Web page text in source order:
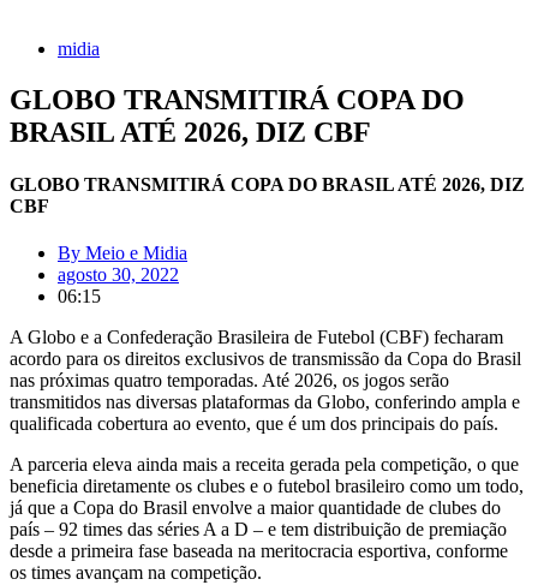
midia
GLOBO TRANSMITIRÁ COPA DO
BRASIL ATÉ 2026, DIZ CBF
GLOBO TRANSMITIRÁ COPA DO BRASIL ATÉ 2026, DIZ
CBF
By Meio e Midia
agosto 30, 2022
06:15
A Globo e a Confederação Brasileira de Futebol (CBF) fecharam
acordo para os direitos exclusivos de transmissão da Copa do Brasil
nas próximas quatro temporadas. Até 2026, os jogos serão
transmitidos nas diversas plataformas da Globo, conferindo ampla e
qualificada cobertura ao evento, que é um dos principais do país.
A parceria eleva ainda mais a receita gerada pela competição, o que
beneficia diretamente os clubes e o futebol brasileiro como um todo,
já que a Copa do Brasil envolve a maior quantidade de clubes do
país – 92 times das séries A a D – e tem distribuição de premiação
desde a primeira fase baseada na meritocracia esportiva, conforme
os times avançam na competição.